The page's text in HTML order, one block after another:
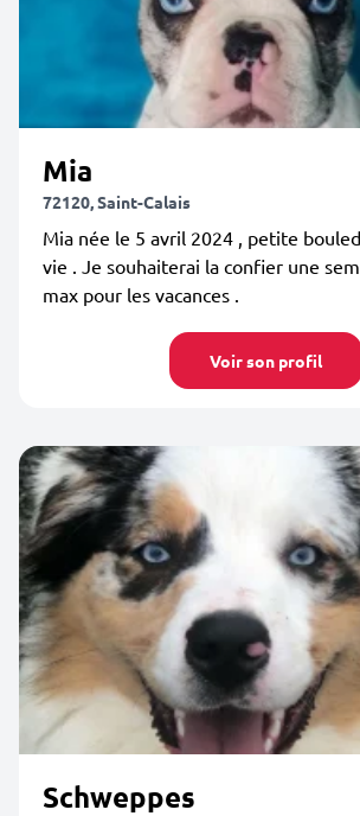
Mia
72120, Saint-Calais
Mia née le 5 avril 2024 , petite
vie . Je souhaiterai la confier une
max pour les vacances .
Voir son profil
Schweppes